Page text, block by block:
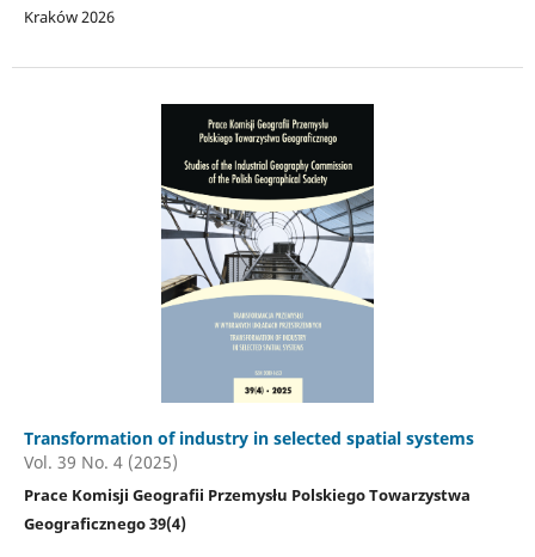
Kraków 2026
Transformation of industry in selected spatial systems
Vol. 39 No. 4 (2025)
Prace Komisji Geografii Przemysłu Polskiego Towarzystwa
Geograficznego 39(4)